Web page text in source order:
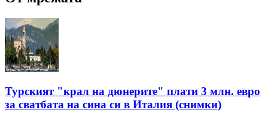
Турският "крал на дюнерите" плати 3 млн. евро
за сватбата на сина си в Италия (снимки)